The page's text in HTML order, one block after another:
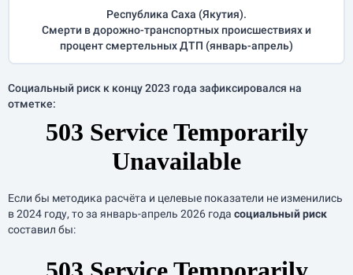
Республика Саха (Якутия).
Смерти в дорожно-транспортных происшествиях и
процент смертельных ДТП (январь-апрель)
Социальный риск к концу 2023 года зафиксировался на
отметке:
Если бы методика расчёта и целевые показатели не изменились
в 2024 году, то за январь-апрель 2026 года социальный риск
составил бы: